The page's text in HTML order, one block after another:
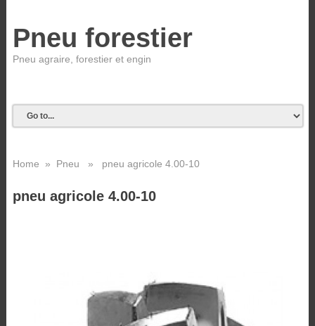
Pneu forestier
Pneu agraire, forestier et engin
Home » Pneu » pneu agricole 4.00-10
pneu agricole 4.00-10